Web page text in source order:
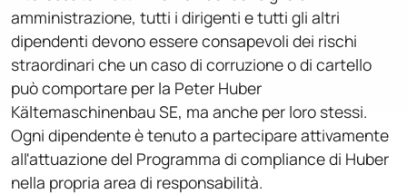
amministrazione, tutti i dirigenti e tutti gli altri
dipendenti devono essere consapevoli dei rischi
straordinari che un caso di corruzione o di cartello
può comportare per la Peter Huber
Kältemaschinenbau SE, ma anche per loro stessi.
Ogni dipendente è tenuto a partecipare attivamente
all'attuazione del Programma di compliance di Huber
nella propria area di responsabilità.